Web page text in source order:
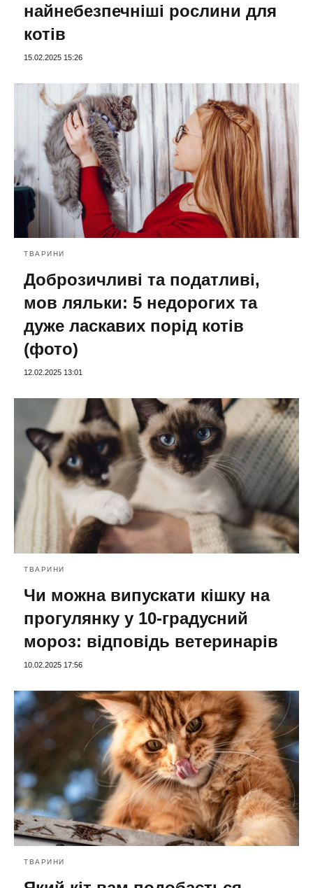
найнебезпечніші рослини для
котів
15.02.2025 15:26
ТВАРИНИ
Доброзичливі та податливі,
мов ляльки: 5 недорогих та
дуже ласкавих порід котів
(фото)
12.02.2025 13:01
ТВАРИНИ
Чи можна випускати кішку на
прогулянку у 10-градусний
мороз: відповідь ветеринарів
10.02.2025 17:56
ТВАРИНИ